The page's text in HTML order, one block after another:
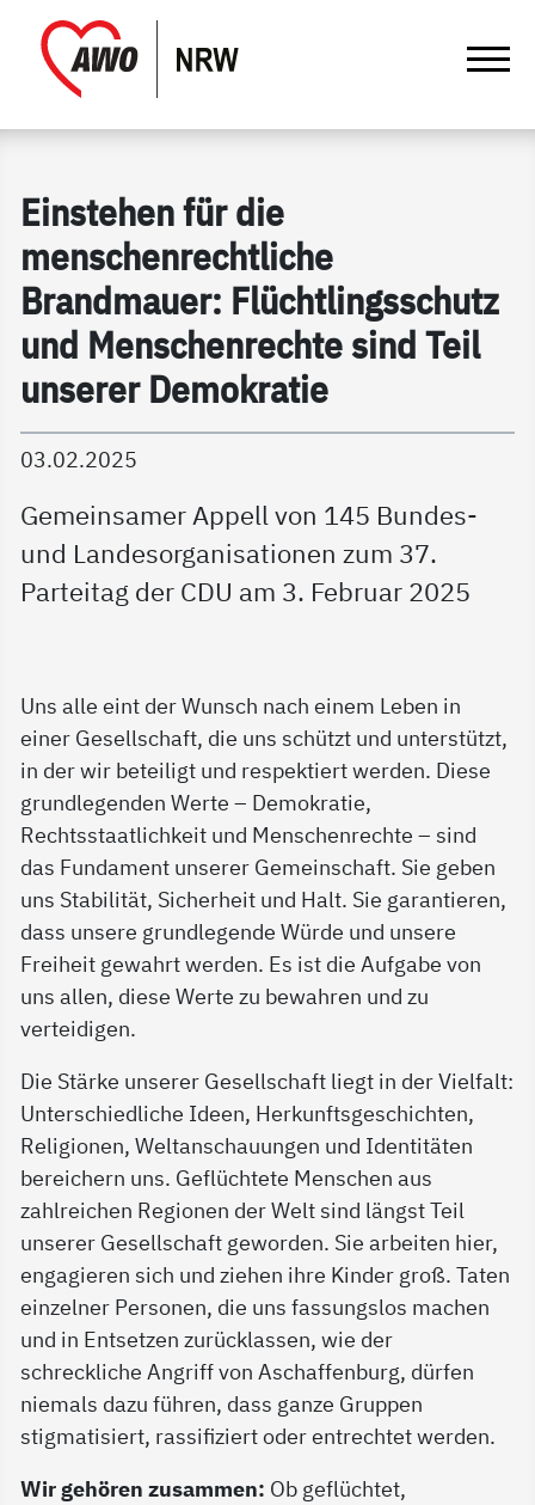
Gathmann Michaelis und Freunde |
Einstehen für die
menschenrechtliche
Brandmauer: Flüchtlingsschutz
und Menschenrechte sind Teil
unserer Demokratie
03.02.2025
Gemeinsamer Appell von 145 Bundes-
und Landesorganisationen zum 37.
Parteitag der CDU am 3. Februar 2025
Uns alle eint der Wunsch nach einem Leben in
einer Gesellschaft, die uns schützt und unterstützt,
in der wir beteiligt und respektiert werden. Diese
grundlegenden Werte – Demokratie,
Rechtsstaatlichkeit und Menschenrechte – sind
das Fundament unserer Gemeinschaft. Sie geben
uns Stabilität, Sicherheit und Halt. Sie garantieren,
dass unsere grundlegende Würde und unsere
Freiheit gewahrt werden. Es ist die Aufgabe von
uns allen, diese Werte zu bewahren und zu
verteidigen.
Die Stärke unserer Gesellschaft liegt in der Vielfalt:
Unterschiedliche Ideen, Herkunftsgeschichten,
Religionen, Weltanschauungen und Identitäten
bereichern uns. Geflüchtete Menschen aus
zahlreichen Regionen der Welt sind längst Teil
unserer Gesellschaft geworden. Sie arbeiten hier,
engagieren sich und ziehen ihre Kinder groß. Taten
einzelner Personen, die uns fassungslos machen
und in Entsetzen zurücklassen, wie der
schreckliche Angriff von Aschaffenburg, dürfen
niemals dazu führen, dass ganze Gruppen
stigmatisiert, rassifiziert oder entrechtet werden.
Wir gehören zusammen: Ob geflüchtet,